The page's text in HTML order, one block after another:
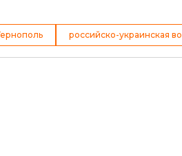
российско-украинская